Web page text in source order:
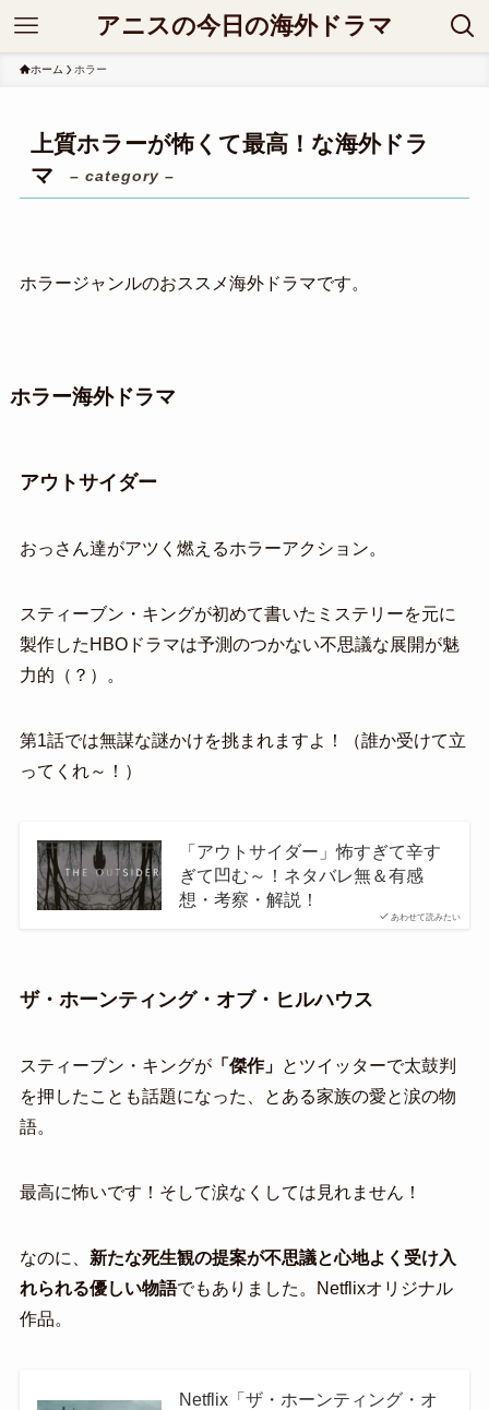
アニスの今日の海外ドラマ
ホーム ホラー
上質ホラーが怖くて最高！な海外ドラ
マ
– category –
ホラージャンルのおススメ海外ドラマです。
ホラー海外ドラマ
アウトサイダー
おっさん達がアツく燃えるホラーアクション。
スティーブン・キングが初めて書いたミステリーを元に
製作したHBOドラマは予測のつかない不思議な展開が魅
力的（？）。
第1話では無謀な謎かけを挑まれますよ！（誰か受けて立
ってくれ～！）
あわせて読みたい
「アウトサイダー」怖すぎて辛す
ぎて凹む～！ネタバレ無＆有感
想・考察・解説！
ザ・ホーンティング・オブ・ヒルハウス
スティーブン・キングが「傑作」 とツイッターで太鼓判
を押したことも話題になった、とある家族の愛と涙の物
語。
最高に怖いです！そして涙なくしては見れません！
なのに、 新たな死生観の提案が不思議と心地よく受け入
れられる優しい物語でもありました。Netflixオリジナル
作品。
Netflix「ザ・ホーンティング・オ